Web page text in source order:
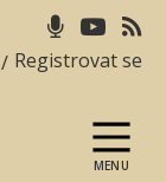
/ Registrovat se
MENU